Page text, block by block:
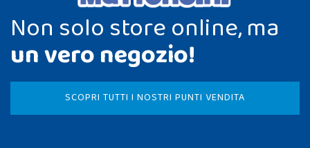
Non solo store online, ma
un vero negozio!
SCOPRI TUTTI I NOSTRI PUNTI VENDITA